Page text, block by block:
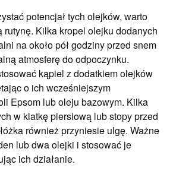
potencjał tych olejków, warto
rutynę. Kilka kropel olejku dodanych
na około pół godziny przed snem
atmosferę do odpoczynku.
kąpiel z dodatkiem olejków
o ich wcześniejszym
Epsom lub oleju bazowym. Kilka
w klatkę piersiową lub stopy przed
również przyniesie ulgę. Ważne
lub dwa olejki i stosować je
ich działanie.